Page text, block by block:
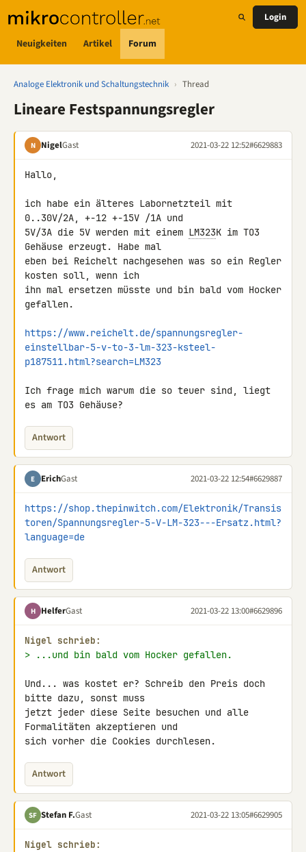
Neuigkeiten Artikel Forum
Login
Analoge Elektronik und Schaltungstechnik › Thread
Lineare Festspannungsregler
N NigelGast 2021-03-22 12:52#6629883
Hallo,
ich habe ein älteres Labornetzteil mit
0..30V/2A, +-12 +-15V /1A und
5V/3A die 5V werden mit einem LM323K im TO3
Gehäuse erzeugt. Habe mal
eben bei Reichelt nachgesehen was so ein Regler
kosten soll, wenn ich
ihn mal ersetzen müsste und bin bald vom Hocker
gefallen.
https://www.reichelt.de/spannungsregler-
einstellbar-5-v-to-3-lm-323-ksteel-
p187511.html?search=LM323
Ich frage mich warum die so teuer sind, liegt
es am TO3 Gehäuse?
Antwort
E ErichGast 2021-03-22 12:54#6629887
https://shop.thepinwitch.com/Elektronik/Transis
toren/Spannungsregler-5-V-LM-323---Ersatz.html?
language=de
Antwort
H HelferGast 2021-03-22 13:00#6629896
Nigel schrieb:
> ...und bin bald vom Hocker gefallen.
Und... was kostet er? Schreib den Preis doch
bitte dazu, sonst muss
jetzt jeder diese Seite besuchen und alle
Formalitäten akzeptieren und
sich vorher die Cookies durchlesen.
Antwort
SF Stefan F.Gast 2021-03-22 13:05#6629905
Nigel schrieb: